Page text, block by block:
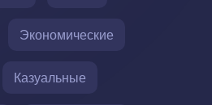
Экономические
Казуальные